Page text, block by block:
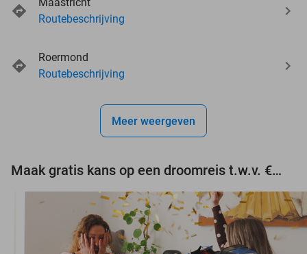
events
Routebeschrijving
Roermond
Routebeschrijving
Meer weergeven
Maak gratis kans op een droomreis t.w.v. €3.000!